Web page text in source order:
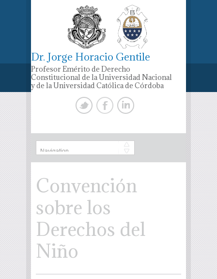
Dr. Jorge Horacio Gentile
Profesor Emérito de Derecho
Constitucional de la Universidad Nacional
y de la Universidad Católica de Córdoba
Convención
sobre los
Derechos del
Niño